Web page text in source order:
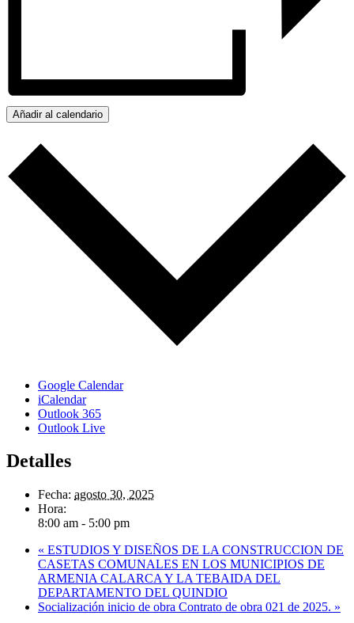
Añadir al calendario
Google Calendar
iCalendar
Outlook 365
Outlook Live
Detalles
Fecha: agosto 30, 2025
Hora:
8:00 am - 5:00 pm
« ESTUDIOS Y DISEÑOS DE LA CONSTRUCCION DE
CASETAS COMUNALES EN LOS MUNICIPIOS DE
ARMENIA CALARCA Y LA TEBAIDA DEL
DEPARTAMENTO DEL QUINDIO
Socialización inicio de obra Contrato de obra 021 de 2025. »